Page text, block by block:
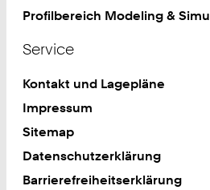
Profilbereich Modeling &
Service
Kontakt und Lagepläne
Impressum
Sitemap
Datenschutzerklärung
Barrierefreiheitserklärung